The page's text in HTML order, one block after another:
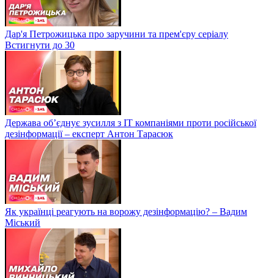
Дар'я Петрожицька про заручини та прем'єру серіалу
Встигнути до 30
Держава об’єднує зусилля з ІТ компаніями проти російської
дезінформації – експерт Антон Тарасюк
Як українці реагують на ворожу дезінформацію? – Вадим
Міський